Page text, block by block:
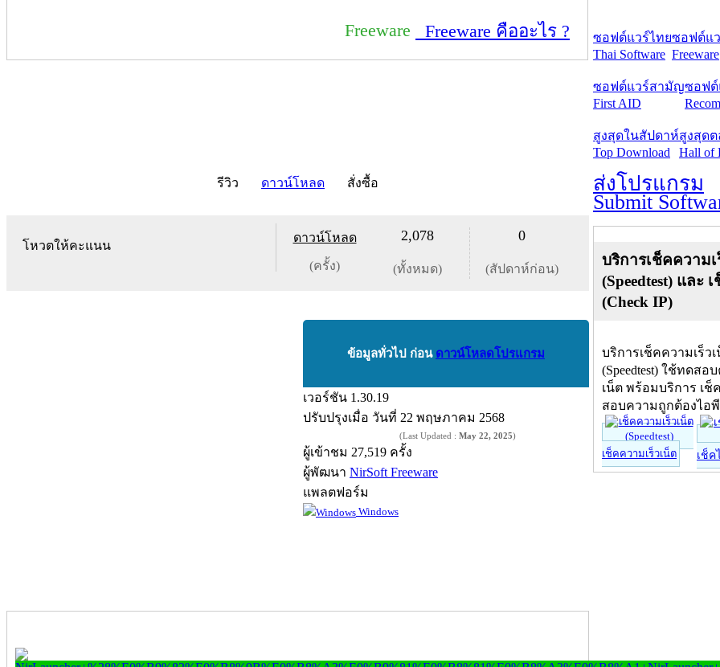
Freeware Freeware คืออะไร ?
รีวิว ดาวน์โหลด สั่งซื้อ
โหวตให้คะแนน
ดาวน์โหลด
(ครั้ง)
2,078
(ทั้งหมด)
0
(สัปดาห์ก่อน)
ข้อมูลทั่วไป ก่อน ดาวน์โหลดโปรแกรม
เวอร์ชัน 1.30.19
ปรับปรุงเมื่อ วันที่ 22 พฤษภาคม 2568
(Last Updated : May 22, 2025)
ผู้เข้าชม 27,519 ครั้ง
ผู้พัฒนา NirSoft Freeware
แพลตฟอร์ม
Windows
ซอฟต์แวร์ไทย
Thai Software
ซอฟต์แ
Freeware
ซอฟต์แวร์สามัญ
First AID
ซอฟต์
สูงสุดในสัปดาห์
Top Download
สูงสุด
Hall of
ส่งโปรแกรม
Submit
บริการเช็คความเ
(Speedtest) และ
(Check IP)
บริการเช็คความเร็ว
(Speedtest) ใช้ทดสอ
เน็ต พร้อมบริการ เช็
สอบความถูกต้องไอ
เช็คความเร็วเน็ต เช็ค